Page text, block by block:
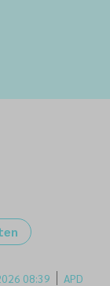
08:39
APD